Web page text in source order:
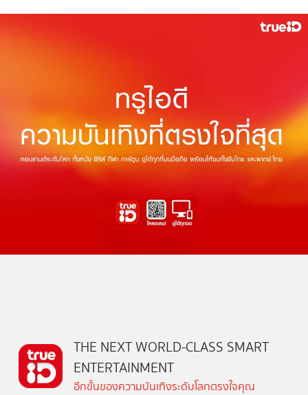
THE NEXT WORLD-CLASS SMART
ENTERTAINMENT
อีกขั้นของความบันเทิงระดับโลกตรงใจคุณ